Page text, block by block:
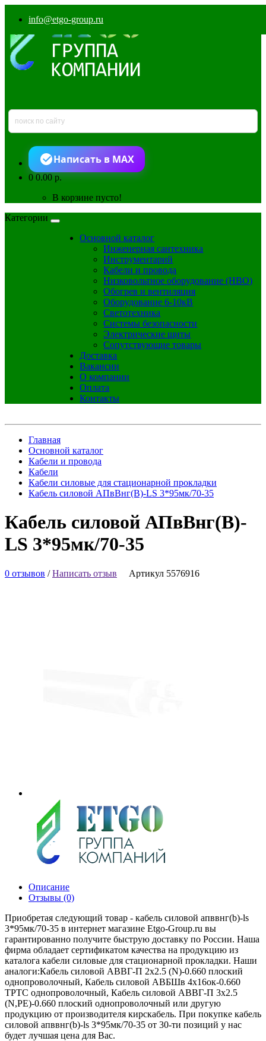
info@etgo-group.ru
Написать в MAX
00.00 р.
В корзине пусто!
Категории
Основной каталог
Инженерная сантехника
Инструментарий
Кабели и провода
Низковольтное оборудование (НВО)
Обогрев и вентиляция
Оборудование 6-10кВ
Светотехника
Системы безопасности
Электрические щиты
Сопутствующие товары
Доставка
Вакансии
О компании
Оплата
Контакты
Главная
Основной каталог
Кабели и провода
Кабели
Кабели силовые для стационарной прокладки
Кабель силовой АПвВнг(B)-LS 3*95мк/70-35
Кабель силовой АПвВнг(B)-
LS 3*95мк/70-35
0 отзывов /Написать отзыв Артикул 5576916
Описание
Отзывы (0)
Приобретая следующий товар - кабель силовой апввнг(b)-ls
3*95мк/70-35 в интернет магазине Etgo-Group.ru вы
гарантированно получите быструю доставку по России. Наша
фирма обладает сертификатом качества на продукцию из
каталога кабели силовые для стационарной прокладки. Наши
аналоги:Кабель силовой АВВГ-П 2х2.5 (N)-0.660 плоский
однопроволочный, Кабель силовой АВБШв 4х16ок-0.660
ТРТС однопроволочный, Кабель силовой АВВГ-П 3х2.5
(N,РЕ)-0.660 плоский однопроволочный или другую
продукцию от производителя кирскабель. При покупке кабель
силовой апввнг(b)-ls 3*95мк/70-35 от 30-ти позиций у нас
будет лучшая цена для Вас.